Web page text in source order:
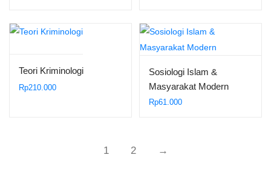
Teori Kriminologi
Rp210.000
Sosiologi Islam &
Masyarakat Modern
Rp61.000
1 2 →